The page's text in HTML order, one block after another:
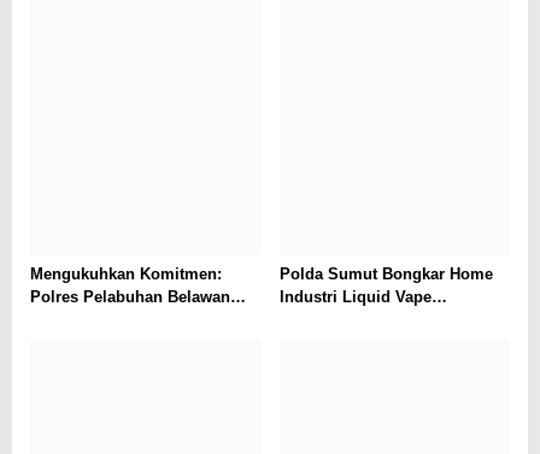
Mengukuhkan Komitmen:
Polres Pelabuhan Belawan
Polda Sumut Bongkar Home
Industri Liquid Vape